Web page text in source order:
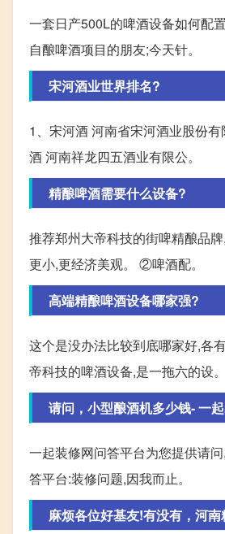
一套日产500L的啤酒设备如何配
自酿啤酒项目的朋友;今天针。
宋河酒业世界排名?
1、宋河酒 河南省宋河酒业股份
酒 河南祥龙四五酒业有限公。
精酿啤酒需要什么设备?
推荐郑州大帝科技的街啤精酿品
更小,更经济美观。 ②啤酒配。
高端精酿啤酒设备哪家强?
这个是没办法比较到底哪家好,各
帝科技的啤酒设备,是一拖六的设。
请问，小型酿酒机多少钱- 一
一起装修网问答平台为您提供请
答平台:装修问题,因我而止。
麻烦各位好基友!有没有，河